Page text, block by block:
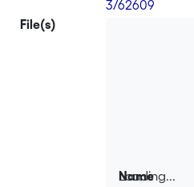
3/62609
File(s)
Loading...
Name